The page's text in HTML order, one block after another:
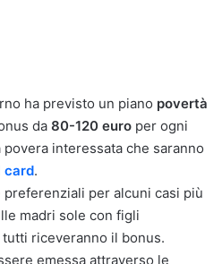
ha previsto un piano povertà
da 80-120 euro per ogni
interessata che saranno
card.
per alcuni casi più
madri sole con figli
riceveranno il bonus.
emessa attraverso le